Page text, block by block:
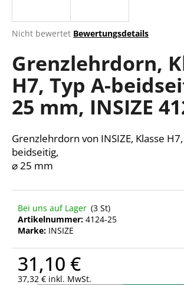
Die
Produktbewertung
ist
0,0
von
5
Sternen.
Nicht bewertet Bewertungsdetails
Grenzlehrdorn,
H7, Typ A-
25 mm, INSIZE
Grenzlehrdorn von INSIZE, Klasse
beidseitig,
⌀ 25 mm
Bei uns auf Lager (3 St)
Artikelnummer: 4124-25
Marke: INSIZE
31,10 €
37,32 € inkl. MwSt.
W
i
e
m
p
f
e
e